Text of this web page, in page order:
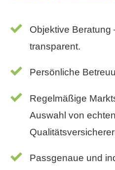
Objektive Beratung
transparent.
Persönliche
Regelmäßige
Auswahl von echten
Passgenaue und